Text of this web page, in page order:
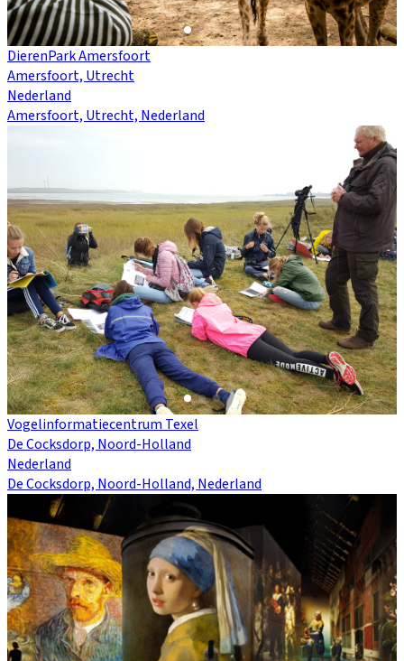
DierenPark Amersfoort
Amersfoort, Utrecht
Nederland
Amersfoort, Utrecht, Nederland
Vogelinformatiecentrum Texel
De Cocksdorp, Noord-Holland
Nederland
De Cocksdorp, Noord-Holland, Nederland